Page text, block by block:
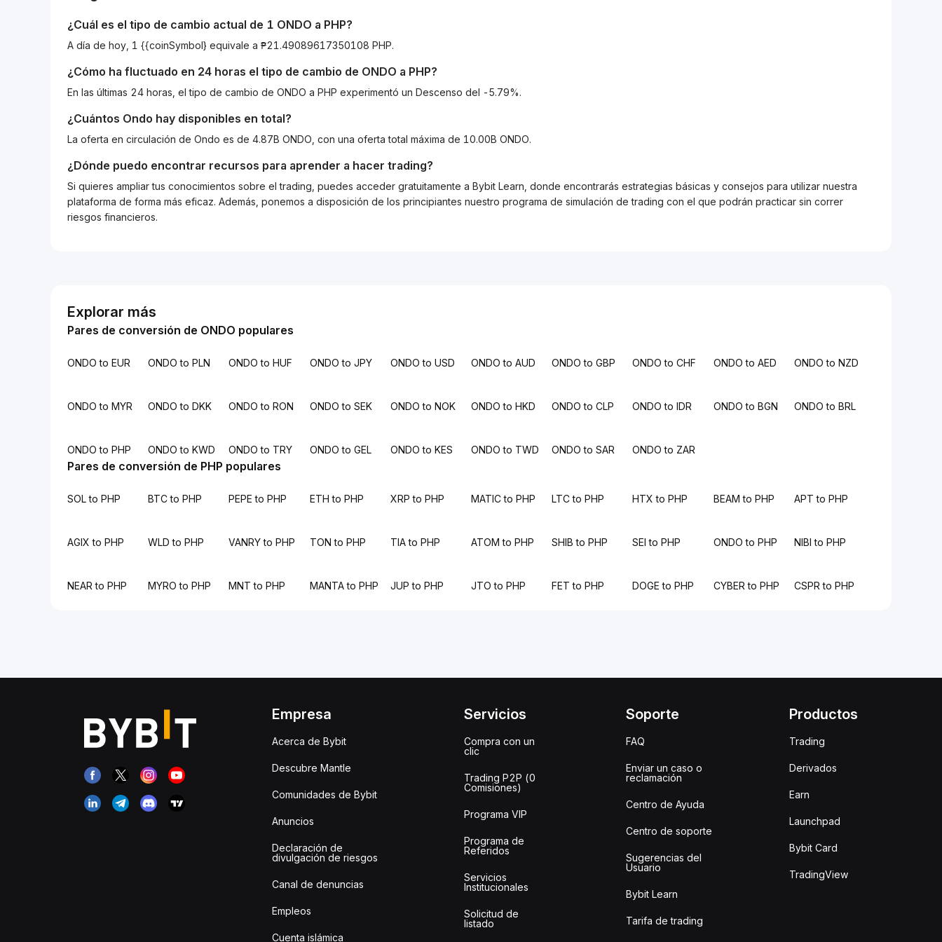
¿Cuál es el tipo de cambio actual de 1 ONDO a PHP?
A día de hoy, 1 {{coinSymbol} equivale a ₱21.49089617350108 PHP.
¿Cómo ha fluctuado en 24 horas el tipo de cambio de ONDO a PHP?
En las últimas 24 horas, el tipo de cambio de ONDO a PHP experimentó un Descenso del -5.79%.
¿Cuántos Ondo hay disponibles en total?
La oferta en circulación de Ondo es de 4.87B ONDO, con una oferta total máxima de 10.00B ONDO.
¿Dónde puedo encontrar recursos para aprender a hacer trading?
Si quieres ampliar tus conocimientos sobre el trading, puedes acceder gratuitamente a Bybit Learn, donde encontrarás estrategias básicas y consejos para utilizar nuestra
plataforma de forma más eficaz. Además, ponemos a disposición de los principiantes nuestro programa de simulación de trading con el que podrán practicar sin correr
riesgos financieros.
Explorar más
Pares de conversión de ONDO populares
ONDO to EUR ONDO to PLN ONDO to HUF ONDO to JPY ONDO to USD ONDO to AUD ONDO to GBP ONDO to CHF ONDO to AED ONDO to NZD
ONDO to MYR ONDO to DKK ONDO to RON ONDO to SEK ONDO to NOK ONDO to HKD ONDO to CLP ONDO to IDR ONDO to BGN ONDO to BRL
ONDO to PHP ONDO to KWD ONDO to TRY ONDO to GEL ONDO to KES ONDO to TWD ONDO to SAR ONDO to ZAR
Pares de conversión de PHP populares
SOL to PHP BTC to PHP PEPE to PHP ETH to PHP XRP to PHP MATIC to PHP LTC to PHP HTX to PHP BEAM to PHP APT to PHP
AGIX to PHP WLD to PHP VANRY to PHP TON to PHP TIA to PHP ATOM to PHP SHIB to PHP SEI to PHP ONDO to PHP NIBI to PHP
NEAR to PHP MYRO to PHP MNT to PHP MANTA to PHP JUP to PHP JTO to PHP FET to PHP DOGE to PHP CYBER to PHP CSPR to PHP
Empresa
Acerca de Bybit
Descubre Mantle
Comunidades de Bybit
Anuncios
Declaración de
divulgación de riesgos
Canal de denuncias
Empleos
Cuenta islámica
Servicios
Compra con un
clic
Trading P2P (0
Comisiones)
Programa VIP
Programa de
Referidos
Servicios
Institucionales
Solicitud de
listado
Soporte
FAQ
Enviar un caso o
reclamación
Centro de Ayuda
Centro de soporte
Sugerencias del
Usuario
Bybit Learn
Tarifa de trading
Productos
Trading
Derivados
Earn
Launchpad
Bybit Card
TradingView